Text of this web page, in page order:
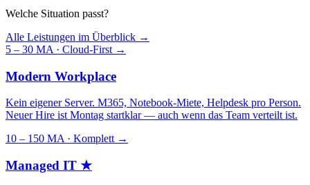
Welche Situation passt?
Alle Leistungen im Überblick →
5 – 30 MA · Cloud-First →
Modern Workplace
Kein eigener Server. M365, Notebook-Miete, Helpdesk pro Person.
Neuer Hire ist Montag startklar — auch wenn das Team verteilt ist.
10 – 150 MA · Komplett →
Managed IT ★